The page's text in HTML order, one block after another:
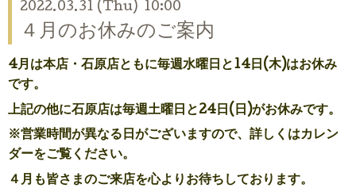
2022.03.31 (Thu) 10:00
４月のお休みのご案内
4月は本店・石原店ともに毎週水曜日と14日(木)はお休み
です。
上記の他に石原店は毎週土曜日と24日(日)がお休みです。
※営業時間が異なる日がございますので、詳しくはカレン
ダーをご覧ください。
４月も皆さまのご来店を心よりお待ちしております。